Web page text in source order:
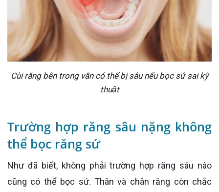
Cùi răng bên trong vẫn có thể bị sâu nếu bọc sứ sai kỹ
thuật
Trường hợp răng sâu nặng không
thể bọc răng sứ
Như đã biết, không phải trường hợp răng sâu nào
cũng có thể bọc sứ. Thân và chân răng còn chắc